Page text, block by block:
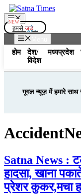
Skip
to
content
Menu
हमसे जुड़े...
होम
देश/
विदेश
मध्यप्रदेश
गूगल न्यूज़ में हमारे
Satna News :
हादसा, खाना
प्रेशर कुकर,मचा